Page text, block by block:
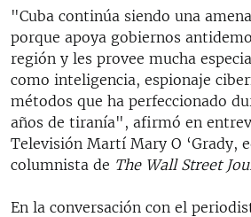
LOS SANTOS DE HIALEAH
DESINFORMACIÓN RUSA EN
LA INVASIÓN DE RUSIA A UCRANIA
"Cuba continúa siendo una
porque apoya gobiernos
región y les provee mucha
como inteligencia, espionaje
métodos que ha perfeccionado
años de tiranía", afirmó en
Televisión Martí Mary O ‘Grady,
columnista de The Wall Street
En la conversación con el